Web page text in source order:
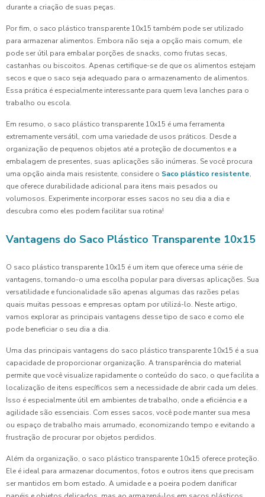
durante a criação de suas peças.
Por fim, o saco plástico transparente 10x15 também pode ser utilizado
para armazenar alimentos. Embora não seja a opção mais comum, ele
pode ser útil para embalar porções de snacks, como frutas secas,
castanhas ou biscoitos. Apenas certifique-se de que os alimentos estejam
secos e que o saco seja adequado para o armazenamento de alimentos.
Essa prática é especialmente interessante para quem leva lanches para o
trabalho ou escola.
Em resumo, o saco plástico transparente 10x15 é uma ferramenta
extremamente versátil, com uma variedade de usos práticos. Desde a
organização de pequenos objetos até a proteção de documentos e a
embalagem de presentes, suas aplicações são inúmeras. Se você procura
uma opção ainda mais resistente, considere o Saco plástico resistente,
que oferece durabilidade adicional para itens mais pesados ou
volumosos. Experimente incorporar esses sacos no seu dia a dia e
descubra como eles podem facilitar sua rotina!
Vantagens do Saco Plástico Transparente 10x15
O saco plástico transparente 10x15 é um item que oferece uma série de
vantagens, tornando-o uma escolha popular para diversas aplicações. Sua
versatilidade e funcionalidade são apenas algumas das razões pelas
quais muitas pessoas e empresas optam por utilizá-lo. Neste artigo,
vamos explorar as principais vantagens desse tipo de saco e como ele
pode beneficiar o seu dia a dia.
Uma das principais vantagens do saco plástico transparente 10x15 é a sua
capacidade de proporcionar organização. A transparência do material
permite que você visualize rapidamente o conteúdo do saco, o que facilita a
localização de itens específicos sem a necessidade de abrir cada um deles.
Isso é especialmente útil em ambientes de trabalho, onde a eficiência e a
agilidade são essenciais. Com esses sacos, você pode manter sua mesa
ou espaço de trabalho mais arrumado, economizando tempo e evitando a
frustração de procurar por objetos perdidos.
Além da organização, o saco plástico transparente 10x15 oferece proteção.
Ele é ideal para armazenar documentos, fotos e outros itens que precisam
ser mantidos em bom estado. A umidade e a poeira podem danificar